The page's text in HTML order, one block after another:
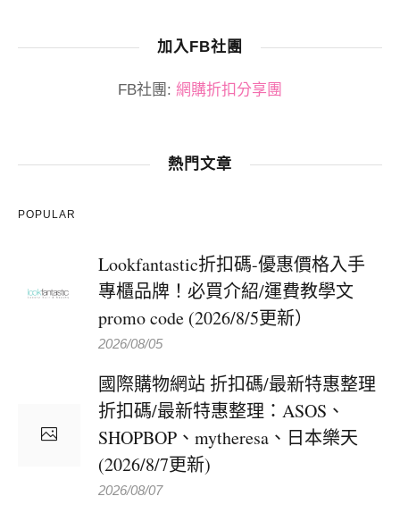
加入FB社團
FB社團: 網購折扣分享團
熱門文章
POPULAR
Lookfantastic折扣碼-優惠價格入手
專櫃品牌！必買介紹/運費教學文
promo code (2026/8/5更新）
2026/08/05
國際購物網站 折扣碼/最新特惠整理
折扣碼/最新特惠整理：ASOS、
SHOPBOP、mytheresa、日本樂天
(2026/8/7更新)
2026/08/07